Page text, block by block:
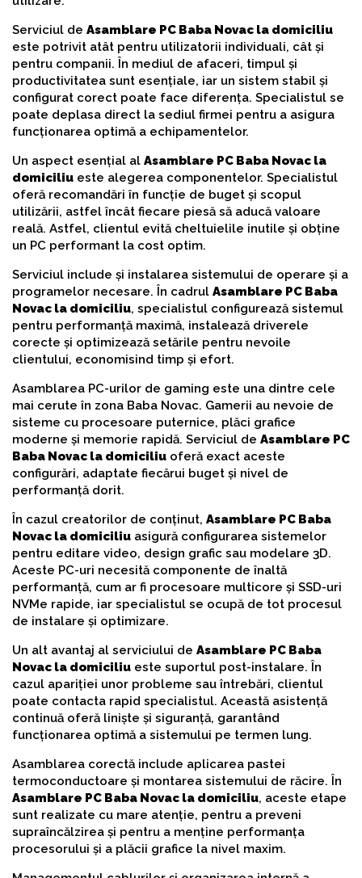
Serviciul de Asamblare PC Baba Novac la domiciliu
este potrivit atât pentru utilizatorii individuali, cât și
pentru companii. În mediul de afaceri, timpul și
productivitatea sunt esențiale, iar un sistem stabil și
configurat corect poate face diferența. Specialistul se
poate deplasa direct la sediul firmei pentru a asigura
funcționarea optimă a echipamentelor.
Un aspect esențial al Asamblare PC Baba Novac la
domiciliu este alegerea componentelor. Specialistul
oferă recomandări în funcție de buget și scopul
utilizării, astfel încât fiecare piesă să aducă valoare
reală. Astfel, clientul evită cheltuielile inutile și obține
un PC performant la cost optim.
Serviciul include și instalarea sistemului de operare și a
programelor necesare. În cadrul Asamblare PC Baba
Novac la domiciliu, specialistul configurează sistemul
pentru performanță maximă, instalează driverele
corecte și optimizează setările pentru nevoile
clientului, economisind timp și efort.
Asamblarea PC-urilor de gaming este una dintre cele
mai cerute în zona Baba Novac. Gamerii au nevoie de
sisteme cu procesoare puternice, plăci grafice
moderne și memorie rapidă. Serviciul de Asamblare PC
Baba Novac la domiciliu oferă exact aceste
configurări, adaptate fiecărui buget și nivel de
performanță dorit.
În cazul creatorilor de conținut, Asamblare PC Baba
Novac la domiciliu asigură configurarea sistemelor
pentru editare video, design grafic sau modelare 3D.
Aceste PC-uri necesită componente de înaltă
performanță, cum ar fi procesoare multicore și SSD-uri
NVMe rapide, iar specialistul se ocupă de tot procesul
de instalare și optimizare.
Un alt avantaj al serviciului de Asamblare PC Baba
Novac la domiciliu este suportul post-instalare. În
cazul apariției unor probleme sau întrebări, clientul
poate contacta rapid specialistul. Această asistență
continuă oferă liniște și siguranță, garantând
funcționarea optimă a sistemului pe termen lung.
Asamblarea corectă include aplicarea pastei
termoconductoare și montarea sistemului de răcire. În
Asamblare PC Baba Novac la domiciliu, aceste etape
sunt realizate cu mare atenție, pentru a preveni
supraîncălzirea și pentru a menține performanța
procesorului și a plăcii grafice la nivel maxim.